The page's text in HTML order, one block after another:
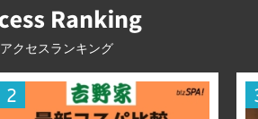
アクセスランキング